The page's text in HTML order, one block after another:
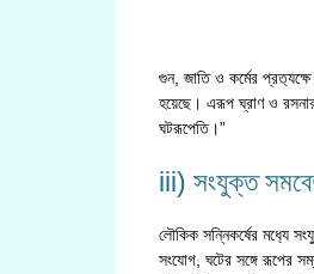
গুন, জাতি ও কর্মের
হয়েছে। এরূপ ঘ্রাণ ও
ঘটরূপেতি।”
iii) সংযুক্ত
লৌকিক সন্নিকর্ষের মধ‍্যে
সংযোগ, ঘটের সঙ্গে রূপের